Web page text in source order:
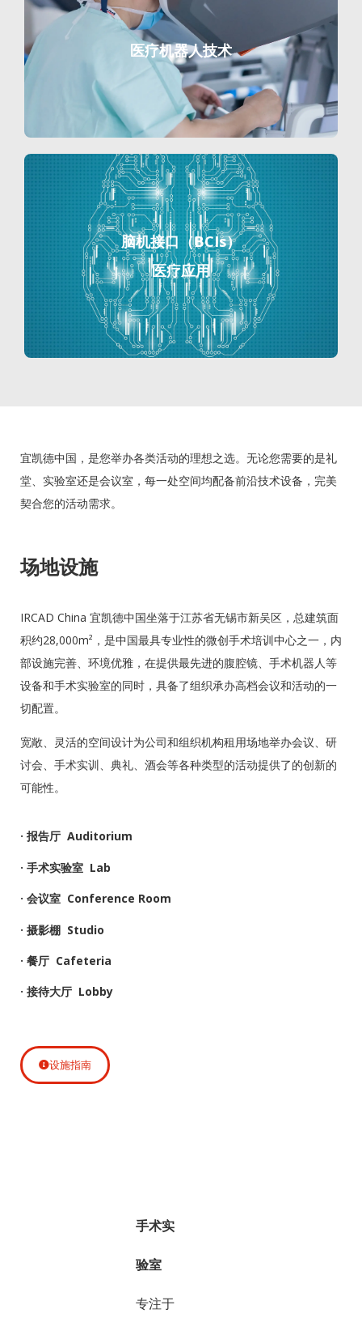
医疗机器人技术
脑机接口（BCIs）
医疗应用
宜凯德中国，是您举办各类活动的理想之选。无论您需要的是礼
堂、实验室还是会议室，每一处空间均配备前沿技术设备，完美
契合您的活动需求。
场地设施
IRCAD China 宜凯德中国坐落于江苏省无锡市新吴区，总建筑面
积约28,000m²，是中国最具专业性的微创手术培训中心之一，内
部设施完善、环境优雅，在提供最先进的腹腔镜、手术机器人等
设备和手术实验室的同时，具备了组织承办高档会议和活动的一
切配置。
宽敞、灵活的空间设计为公司和组织机构租用场地举办会议、研
讨会、手术实训、典礼、酒会等各种类型的活动提供了的创新的
可能性。
· 报告厅 Auditorium
· 手术实验室 Lab
· 会议室 Conference Room
· 摄影棚 Studio
· 餐厅 Cafeteria
· 接待大厅 Lobby
设施指南
手术实
验室
专注于